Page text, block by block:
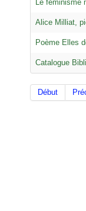
Le féminisme
Alice Milliat,
Poème Elles
Catalogue
Début